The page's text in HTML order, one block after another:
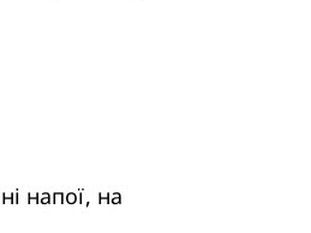
напої, на